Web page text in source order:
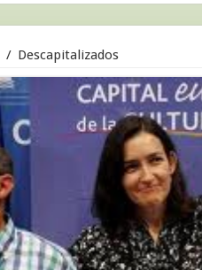
/ Descapitalizados